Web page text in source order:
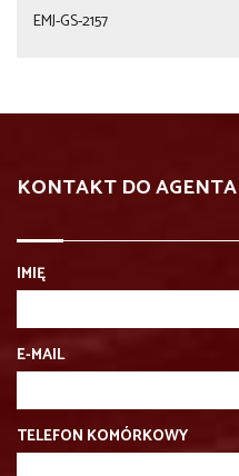
EMJ-GS-2157
KONTAKT DO
IMIĘ
E-MAIL
TELEFON KOMÓRKOWY